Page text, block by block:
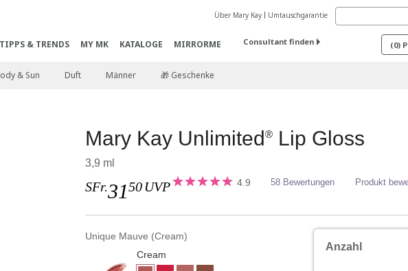
TIPPS & TRENDS MY MK KATALOGE MIRRORME
Über Mary Kay Umtauschgarantie
Consultant finden (0)
& Sun Duft Männer 🎁 Geschenke
Mary Kay Unlimited® Lip Gloss
3,9 ml
SFr.3150 UVP 4.9 58 Bewertungen Produkt
Unique Mauve (Cream)
Cream
Anzahl